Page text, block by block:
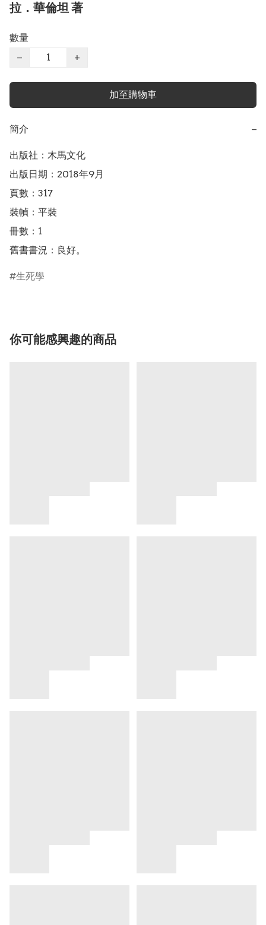
拉．華倫坦 著
數量
−
+
加至購物車
簡介 −
出版社：木馬文化
出版日期：2018年9月
頁數：317
裝幀：平裝
冊數：1
舊書書況：良好。
生死學
你可能感興趣的商品